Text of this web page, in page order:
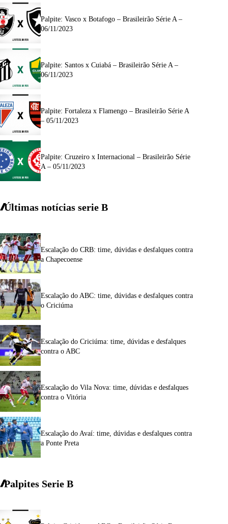
Palpite: Vasco x Botafogo – Brasileirão Série A –
06/11/2023
Palpite: Santos x Cuiabá – Brasileirão Série A –
06/11/2023
Palpite: Fortaleza x Flamengo – Brasileirão Série A
– 05/11/2023
Palpite: Cruzeiro x Internacional – Brasileirão Série
A – 05/11/2023
Últimas notícias serie B
Escalação do CRB: time, dúvidas e desfalques contra
a Chapecoense
Escalação do ABC: time, dúvidas e desfalques contra
o Criciúma
Escalação do Criciúma: time, dúvidas e desfalques
contra o ABC
Escalação do Vila Nova: time, dúvidas e desfalques
contra o Vitória
Escalação do Avaí: time, dúvidas e desfalques contra
a Ponte Preta
Palpites Serie B